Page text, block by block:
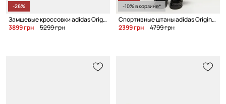
-26%
Замшевые кроссовки adidas Originals Gazelle Bold W
3899 грн
5299 грн
-10% в корзине*
Спортивные штаны adidas Originals Trackpant
2399 грн
4799 грн